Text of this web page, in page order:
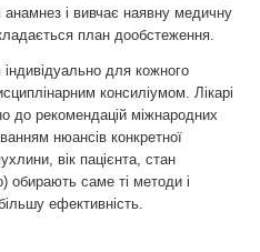
анамнез і вивчає наявну медичну
план дообстеження.
індивідуально для кожного
консиліумом. Лікарі
до рекомендацій міжнародних
нюансів конкретної
вік пацієнта, стан
обирають саме ті методи і
ефективність.